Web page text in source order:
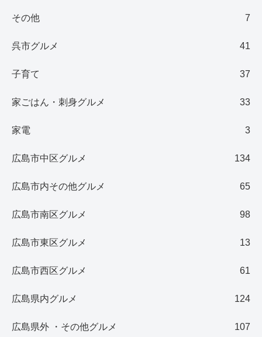
その他 7
呉市グルメ 41
子育て 37
家ごはん・刺身グルメ 33
家電 3
広島市中区グルメ 134
広島市内その他グルメ 65
広島市南区グルメ 98
広島市東区グルメ 13
広島市西区グルメ 61
広島県内グルメ 124
広島県外 ・その他グルメ 107